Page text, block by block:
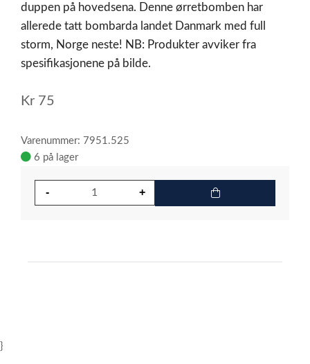
duppen på hovedsena. Denne ørretbomben har
allerede tatt bombarda landet Danmark med full
storm, Norge neste! NB: Produkter avviker fra
spesifikasjonene på bilde.
Kr 75
Varenummer: 7951.525
6 på lager
}